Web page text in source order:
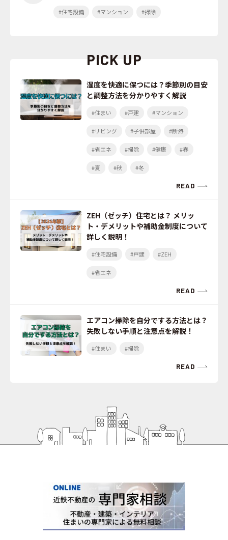
#住宅設備 #マンション #掃除
PICK UP
湿度を快適に保つには？季節別の目安
と調整方法を分かりやすく解説
#住まい #戸建 #マンション
#リビング #子供部屋 #断熱
#省エネ #掃除 #健康 #春
#夏 #秋 #冬
READ
ZEH（ゼッチ）住宅とは？ メリッ
ト・デメリットや補助金制度について
詳しく説明！
#住宅設備 #戸建 #ZEH
#省エネ
READ
エアコン掃除を自分でする方法とは？
失敗しない手順と注意点を解説！
#住まい #掃除
READ